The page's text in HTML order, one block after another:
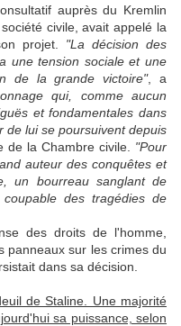
auprès du Kremlin
civile, avait appelé la
projet. "La décision des
une tension sociale et une
de la grande victoire", a
qui, comme aucun
et fondamentales dans
de lui se poursuivent depuis
de la Chambre civile. "Pour
auteur des conquêtes et
un bourreau sanglant de
des tragédies de
des droits de l'homme,
panneaux sur les crimes du
dans sa décision.
de Staline. Une majorité
sa puissance, selon